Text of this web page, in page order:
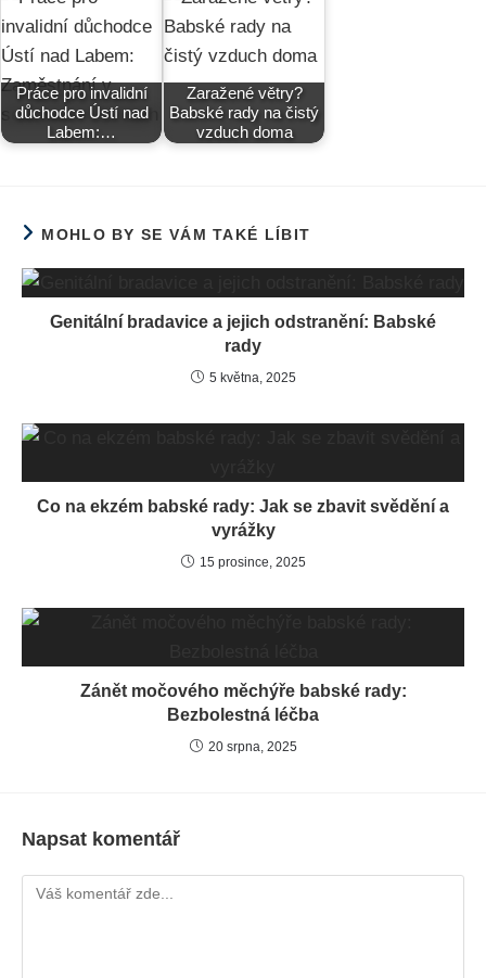
Práce pro invalidní
důchodce Ústí nad
Labem:…
Zaražené větry?
Babské rady na čistý
vzduch doma
MOHLO BY SE VÁM TAKÉ LÍBIT
Genitální bradavice a jejich odstranění: Babské
rady
5 května, 2025
Co na ekzém babské rady: Jak se zbavit svědění a
vyrážky
15 prosince, 2025
Zánět močového měchýře babské rady:
Bezbolestná léčba
20 srpna, 2025
Napsat komentář